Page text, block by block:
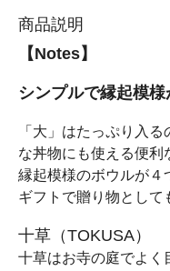
商品説明
【Notes】
シンプルで縁起模様
「大」はたっぷり入
な丼物にも使える便利
縁起模様のボウルが４
ギフトで贈り物として
十草（TOKUSA）
十草はお寺の庭でよく